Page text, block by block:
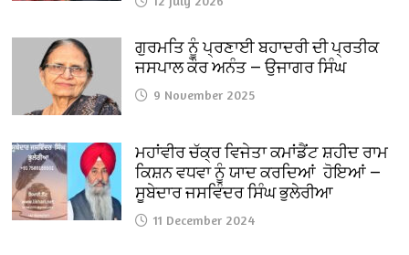
ਗੁਰਮਤਿ ਨੂੰ ਪ੍ਰਣਾਈ ਬਹਾਦਰੀ ਦੀ ਪ੍ਰਤੀਕ
ਜਸਪਾਲ ਕੌਰ ਅਨੰਤ — ਉਜਾਗਰ ਸਿੰਘ
9 November 2025
ਮਹਾਂਵੀਰ ਚੱਕ੍ਰ ਵਿਜੇਤਾ ਕਮਾਂਡੈਂਟ ਸ਼ਹੀਦ ਰਾਮ
ਕਿਸ਼ਨ ਵਧਵਾ ਨੂੰ ਯਾਦ ਕਰਦਿਆਂ ਹੋਇਆਂ —
ਸੂਬੇਦਾਰ ਜਸਵਿੰਦਰ ਸਿੰਘ ਭੁਲੇਰੀਆ
11 December 2024